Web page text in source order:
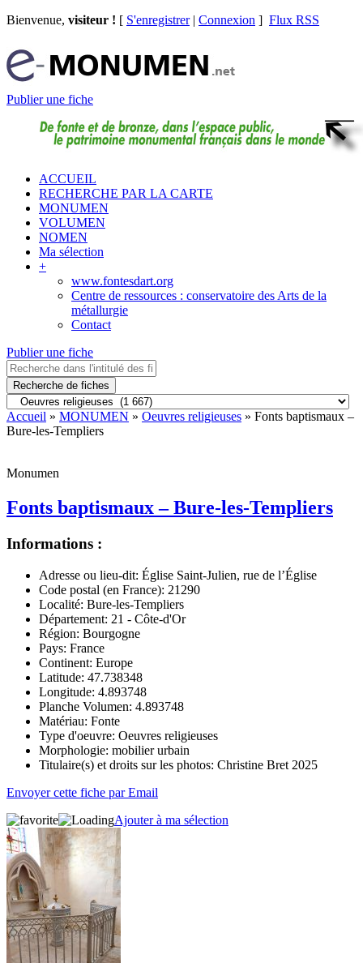
Bienvenue, visiteur ! [ S'enregistrer| Connexion ] Flux RSS
Publier une fiche
ACCUEIL
RECHERCHE PAR LA CARTE
MONUMEN
VOLUMEN
NOMEN
Ma sélection
+
www.fontesdart.org
Centre de ressources : conservatoire des Arts de la
métallurgie
Contact
Publier une fiche
Recherche de fiches
Accueil » MONUMEN » Oeuvres religieuses » Fonts baptismaux –
Bure-les-Templiers
Monumen
Fonts baptismaux – Bure-les-Templiers
Informations :
Adresse ou lieu-dit: Église Saint-Julien, rue de l’Église
Code postal (en France): 21290
Localité: Bure-les-Templiers
Département: 21 - Côte-d'Or
Région: Bourgogne
Pays: France
Continent: Europe
Latitude: 47.738348
Longitude: 4.893748
Planche Volumen: 4.893748
Matériau: Fonte
Type d'oeuvre: Oeuvres religieuses
Morphologie: mobilier urbain
Titulaire(s) et droits sur les photos: Christine Bret 2025
Envoyer cette fiche par Email
Ajouter à ma sélection